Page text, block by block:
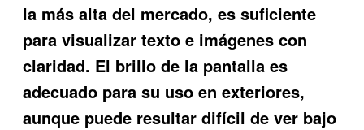
la más alta del mercado, es suficiente
para visualizar texto e imágenes con
claridad. El brillo de la pantalla es
adecuado para su uso en exteriores,
aunque puede resultar difícil de ver bajo